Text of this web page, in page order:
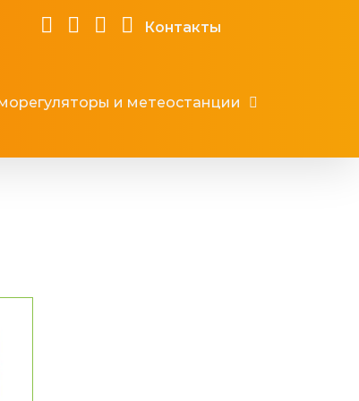
Контакты
и метеостанции